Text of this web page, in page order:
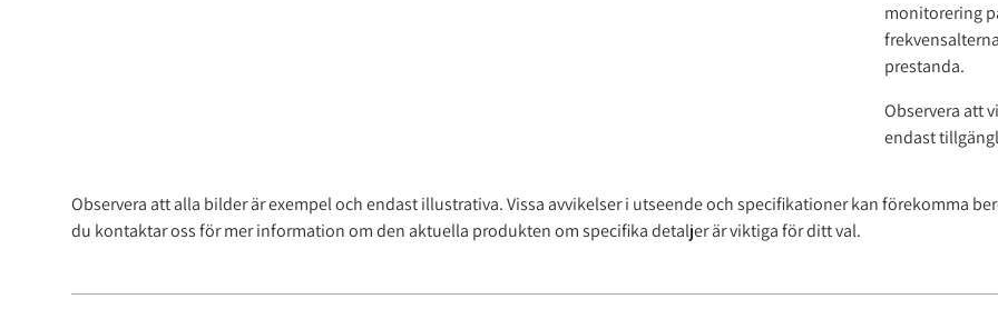
monitorering
prestanda.
Observera att
endast
Observera att alla bilder är exempel och endast illustrativa. Vissa avvikelser i utseende och specifikationer kan förekomma
du kontaktar oss för mer information om den aktuella produkten om specifika detaljer är viktiga för ditt val.